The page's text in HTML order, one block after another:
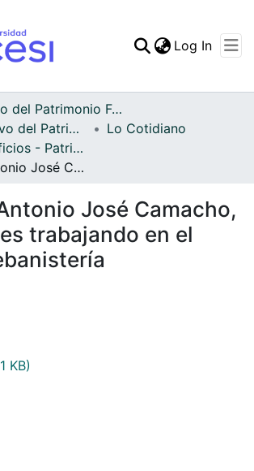
Statistics
Log In
Archivo del Patrimonio Fotográfico y Fílmico del Valle del Cauca
Fondo Archivo del Patrimonio Fotográfico y Fílmico del Valle del Cauca
Lo Cotidiano
APFFVC - Oficios - Patrimonial
Instituto Antonio José Camacho, estudiantes trabajando en el taller de ebanistería
José Camacho,
trabajando en el
KB)